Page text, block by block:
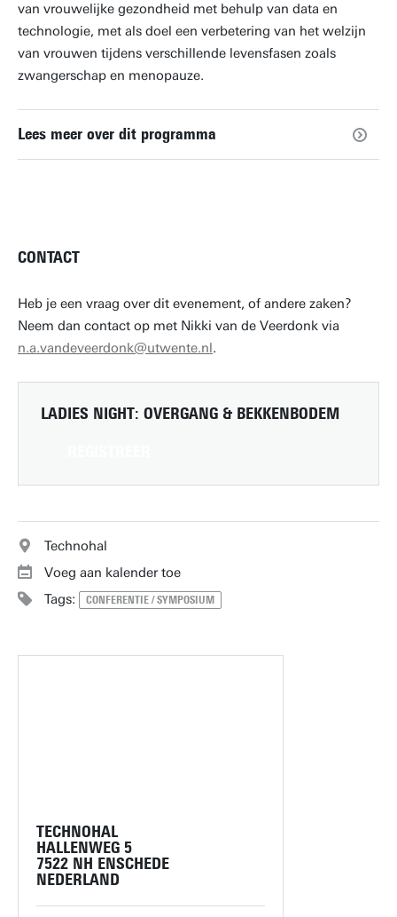
van vrouwelijke gezondheid met behulp van data en
technologie, met als doel een verbetering van het welzijn
van vrouwen tijdens verschillende levensfasen zoals
zwangerschap en menopauze.
Lees meer over dit programma
CONTACT
Heb je een vraag over dit evenement, of andere zaken?
Neem dan contact op met Nikki van de Veerdonk via
n.a.vandeveerdonk@utwente.nl.
LADIES NIGHT: OVERGANG & BEKKENBODEM
Technohal
Voeg aan kalender toe
Tags:
CONFERENTIE / SYMPOSIUM
TECHNOHAL
HALLENWEG 5
7522 NH ENSCHEDE
NEDERLAND